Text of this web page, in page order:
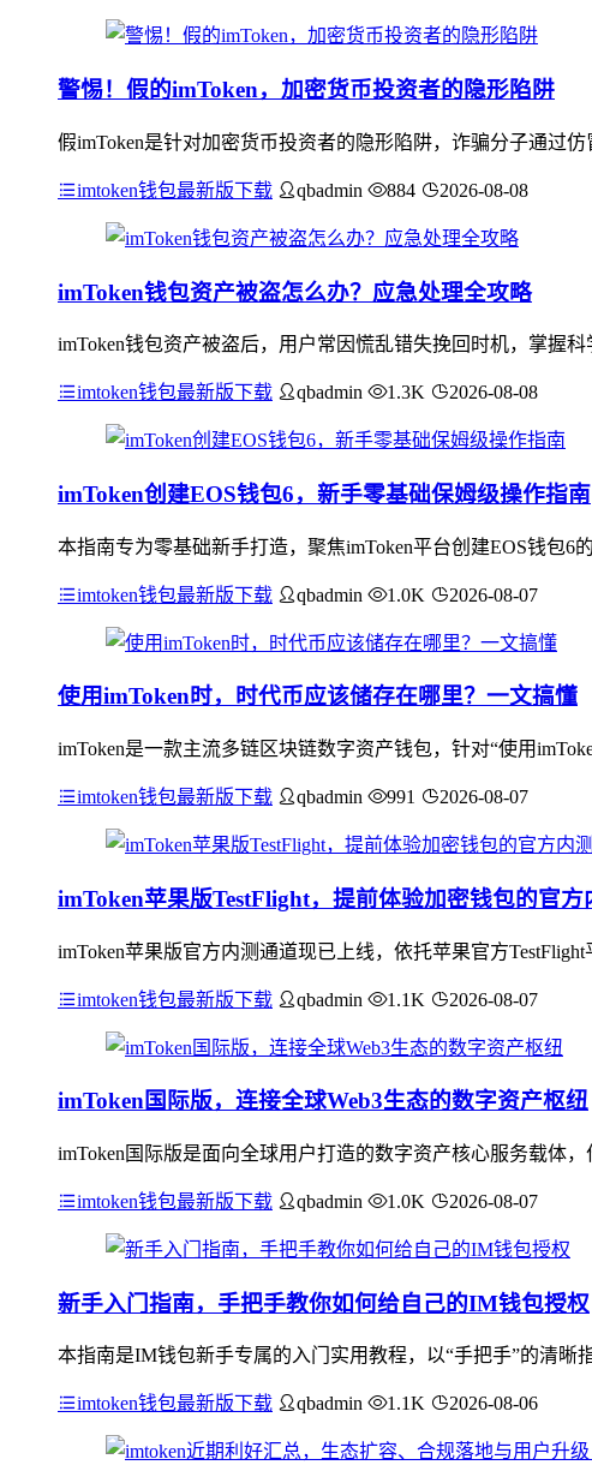
警惕！假的imToken，加密货币投资者的隐形陷阱
假imToken是针对加密货币投资者的隐形陷阱，诈骗分子通过
imtoken钱包最新版下载 qbadmin 884 2026-08-08
imToken钱包资产被盗怎么办？应急处理全攻略
imToken钱包资产被盗后，用户常因慌乱错失挽回时机，掌握
imtoken钱包最新版下载 qbadmin 1.3K 2026-08-08
imToken创建EOS钱包6，新手零基础保姆级操作指南
本指南专为零基础新手打造，聚焦imToken平台创建EOS钱包
imtoken钱包最新版下载 qbadmin 1.0K 2026-08-07
使用imToken时，时代币应该储存在哪里？一文搞懂
imToken是一款主流多链区块链数字资产钱包，针对“使用
imtoken钱包最新版下载 qbadmin 991 2026-08-07
imToken苹果版TestFlight，提前体验加密钱包的官方
imToken苹果版官方内测通道现已上线，依托苹果官方
imtoken钱包最新版下载 qbadmin 1.1K 2026-08-07
imToken国际版，连接全球Web3生态的数字资产枢纽
imToken国际版是面向全球用户打造的数字资产核心服务载体
imtoken钱包最新版下载 qbadmin 1.0K 2026-08-07
新手入门指南，手把手教你如何给自己的IM钱包授权
本指南是IM钱包新手专属的入门实用教程，以“手把手”的清
imtoken钱包最新版下载 qbadmin 1.1K 2026-08-06